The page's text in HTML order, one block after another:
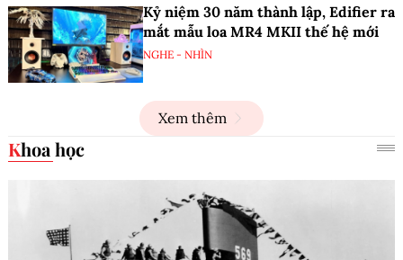
Kỷ niệm 30 năm thành lập, Edifier ra
mắt mẫu loa MR4 MKII thế hệ mới
NGHE - NHÌN
Xem thêm
Khoa học